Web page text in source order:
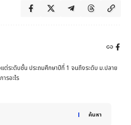
แต่ระดับชั้น ประถมศึกษาปีที่ 1 จนถึงระดับ ม.ปลาย
รอะไร
ค้นหา
results are available use up and